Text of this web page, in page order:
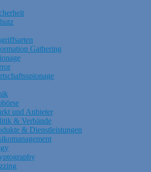
Gathering
und Anbieter
& Verbände
& Dienstleistungen